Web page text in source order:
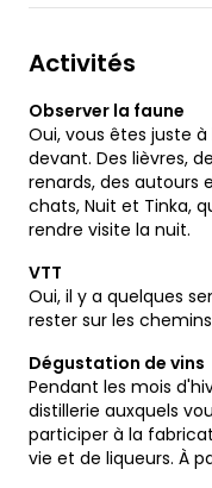
Activités
Observer la faune
Oui, vous êtes juste
devant. Des lièvres,
renards, des autours
chats, Nuit et Tinka,
rendre visite la nuit.
VTT
Oui, il y a quelques
rester sur les chemins
Dégustation de vins
Pendant les mois
distillerie auxquels
participer à la
vie et de liqueurs. À